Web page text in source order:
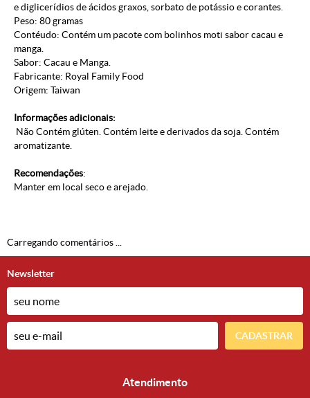
e diglicerídios de ácidos graxos, sorbato de potássio e corantes.
Peso: 80 gramas
Contéudo: Contém um pacote com bolinhos moti sabor cacau e
manga.
Sabor: Cacau e Manga.
Fabricante: Royal Family Food
Origem: Taiwan
Informações adicionais:
Não Contém glúten. Contém leite e derivados da soja. Contém
aromatizante.
Recomendações:
Manter em local seco e arejado.
Carregando comentários ...
Newsletter
CADASTRAR
Atendimento